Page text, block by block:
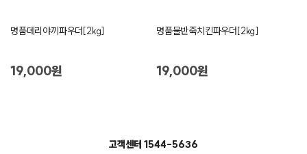
명품데리야끼파우더[2kg]
19,000원
명품물반죽치킨파우더[2kg]
19,000원
고객센터 1544-5636